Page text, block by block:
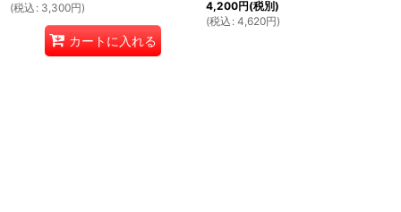
(税込 : 3,300円)
カートに入れる
4,200円(税別)
(税込 : 4,620円)